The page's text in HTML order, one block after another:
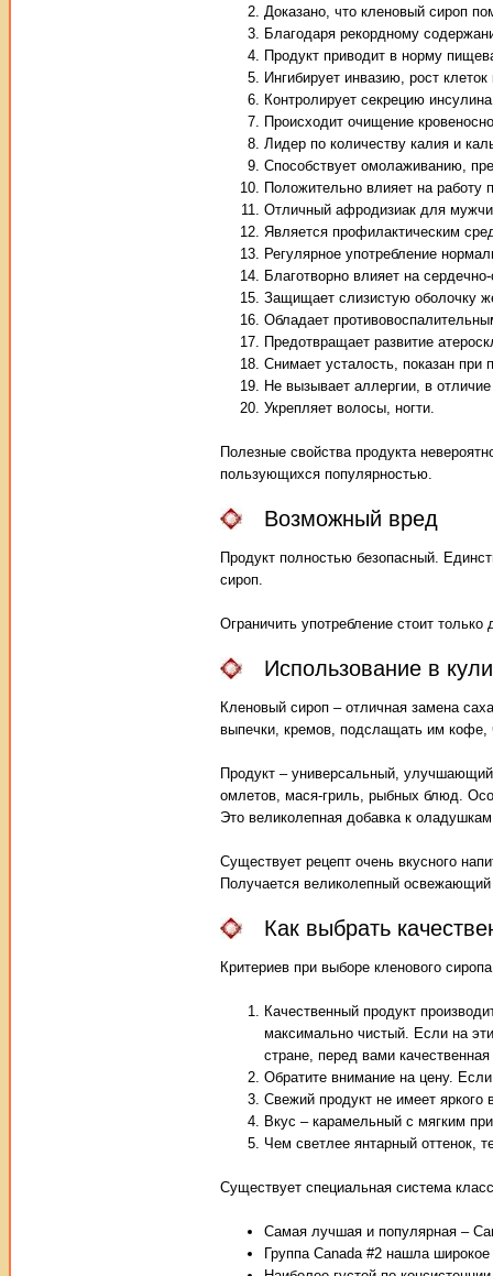
Доказано, что кленовый сироп
Благодаря рекордному
Продукт приводит в норму
Ингибирует инвазию, рост
Контролирует секрецию
Происходит очищение
Лидер по количеству калия и
Способствует омолаживанию,
Положительно влияет на
Отличный афродизиак для
Является профилактическим
Регулярное употребление
Благотворно влияет на
Защищает слизистую оболочку
Обладает
Предотвращает развитие
Снимает усталость, показан
Не вызывает аллергии, в
Укрепляет волосы, ногти.
Полезные свойства продукта
пользующихся популярностью.
Возможный вред
Продукт полностью безопасный.
сироп.
Ограничить употребление стоит
Использование в
Кленовый сироп – отличная замена
выпечки, кремов, подслащать им кофе,
Продукт – универсальный,
омлетов, мася-гриль, рыбных блюд.
Это великолепная добавка к
Существует рецепт очень вкусного
Получается великолепный освежающий
Как выбрать
Критериев при выборе кленового
Качественный продукт
максимально чистый. Если на
стране, перед вами
Обратите внимание на цену.
Свежий продукт не имеет яркого
Вкус – карамельный с мягким
Чем светлее янтарный оттенок,
Существует специальная система
Самая лучшая и популярная –
Группа Canada #2 нашла